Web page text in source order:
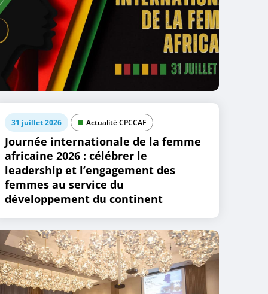
31 juillet 2026 Actualité CPCCAF
Journée internationale de la femme
africaine 2026 : célébrer le
leadership et l’engagement des
femmes au service du
développement du continent